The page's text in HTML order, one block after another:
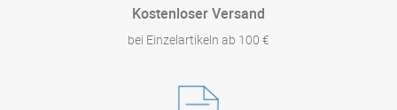
Kostenloser Versand
bei Einzelartikeln ab 100 €